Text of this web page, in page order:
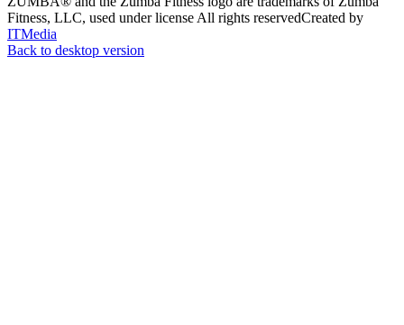
Fitness, LLC, used under license All rights reservedCreated by
ITMedia
Back to desktop version